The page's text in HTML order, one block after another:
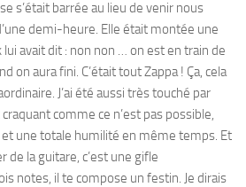
s’était barrée au lieu de venir nous
demi-heure. Elle était montée une
avait dit : non non … on est en train de
on aura fini. C’était tout Zappa ! Ça, cela
J’ai été aussi très touché par
comme ce n’est pas possible,
une totale humilité en même temps. Et
de la guitare, c’est une gifle
notes, il te compose un festin. Je dirais